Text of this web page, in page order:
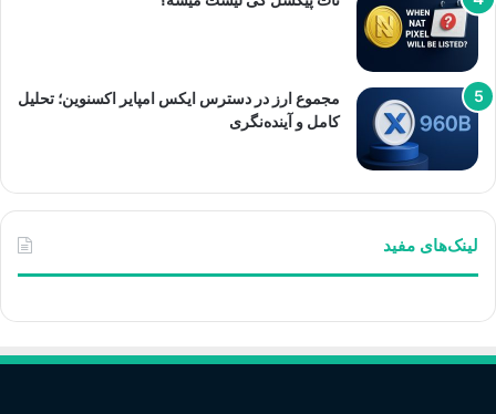
مجموع ارز در دسترس ایکس امپایر اکسنوین؛ تحلیل
کامل و آینده‌نگری
لینک‌های مفید